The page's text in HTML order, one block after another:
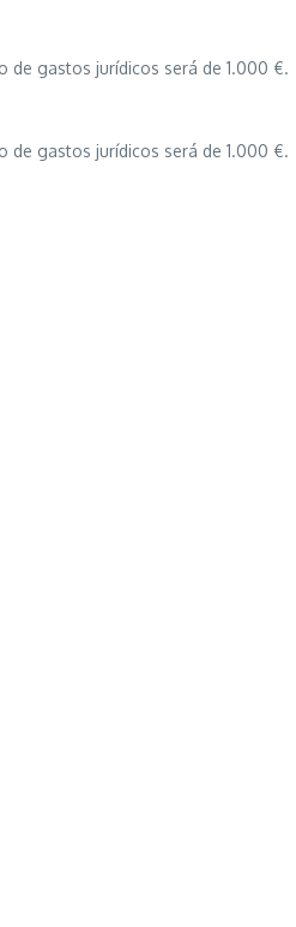
de gastos jurídicos será de 1.000 €.
de gastos jurídicos será de 1.000 €.